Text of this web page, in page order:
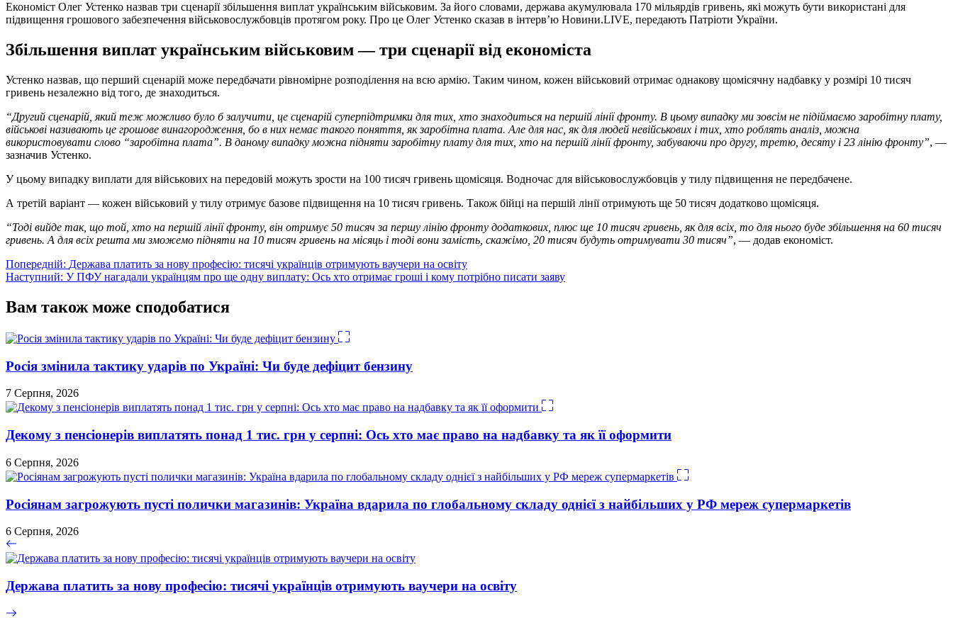
Економіст Олег Устенко назвав три сценарії збільшення виплат українським військовим. За його словами, держава акумулювала 170 мільярдів гривень, які можуть бути використані для
підвищення грошового забезпечення військовослужбовців протягом року. Про це Олег Устенко сказав в інтервʼю Новини.LIVE, передають Патріоти України.
Збільшення виплат українським військовим — три сценарії від економіста
Устенко назвав, що перший сценарій може передбачати рівномірне розподілення на всю армію. Таким чином, кожен військовий отримає однакову щомісячну надбавку у розмірі 10 тисяч
гривень незалежно від того, де знаходиться.
“Другий сценарій, який теж можливо було б залучити, це сценарій суперпідтримки для тих, хто знаходиться на першій лінії фронту. В цьому випадку ми зовсім не підіймаємо заробітну плату,
військові називають це грошове винагородження, бо в них немає такого поняття, як заробітна плата. Але для нас, як для людей невійськових і тих, хто роблять аналіз, можна
використовувати слово “заробітна плата”. В даному випадку можна підняти заробітну плату для тих, хто на першій лінії фронту, забуваючи про другу, третю, десяту і 23 лінію фронту”, —
зазначив Устенко.
У цьому випадку виплати для військових на передовій можуть зрости на 100 тисяч гривень щомісяця. Водночас для військовослужбовців у тилу підвищення не передбачене.
А третій варіант — кожен військовий у тилу отримує базове підвищення на 10 тисяч гривень. Також бійці на першій лінії отримують ще 50 тисяч додатково щомісяця.
“Тоді вийде так, що той, хто на першій лінії фронту, він отримує 50 тисяч за першу лінію фронту додаткових, плюс ще 10 тисяч гривень, як для всіх, то для нього буде збільшення на 60 тисяч
гривень. А для всіх решта ми зможемо підняти на 10 тисяч гривень на місяць і тоді вони замість, скажімо, 20 тисяч будуть отримувати 30 тисяч”, — додав економіст.
Навігація
записів
Попередній: Держава платить за нову професію: тисячі українців отримують ваучери на освіту
Наступний: У ПФУ нагадали українцям про ще одну виплату: Ось хто отримає гроші і кому потрібно писати заяву
Вам також може сподобатися
Росія змінила тактику ударів по Україні: Чи буде дефіцит бензину
7 Серпня, 2026
Декому з пенсіонерів виплатять понад 1 тис. грн у серпні: Ось хто має право на надбавку та як її оформити
6 Серпня, 2026
Росіянам загрожують пусті полички магазинів: Україна вдарила по глобальному складу однієї з найбільших у РФ мереж супермаркетів
6 Серпня, 2026
Держава платить за нову професію: тисячі українців отримують ваучери на освіту